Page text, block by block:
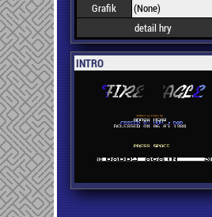
Grafik
(None)
detail hry
INTRO